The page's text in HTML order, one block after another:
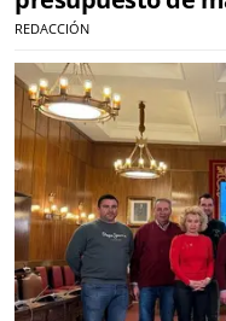
REDACCIÓN